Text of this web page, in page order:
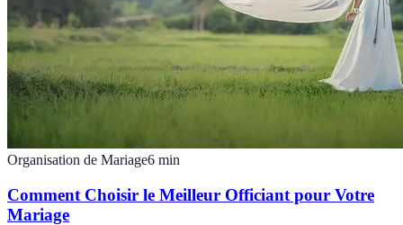
Organisation de Mariage6 min
Comment Choisir le Meilleur Officiant pour Votre
Mariage